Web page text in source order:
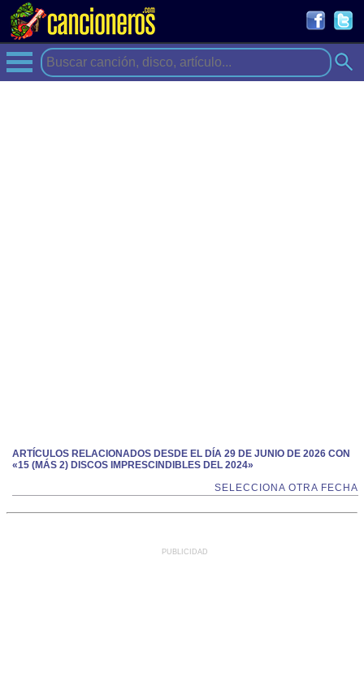
ARTÍCULOS RELACIONADOS DESDE EL DÍA 29 DE JUNIO DE 2026 CON
«15 (MÁS 2) DISCOS IMPRESCINDIBLES DEL 2024»
SELECCIONA OTRA FECHA
PUBLICIDAD